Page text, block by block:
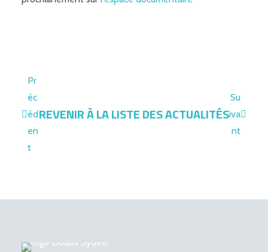
Pr
éc
éd
en
t
REVENIR À LA LISTE DES ACTUALITÉS
Su
iva
nt